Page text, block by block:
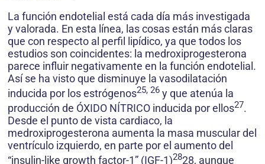
La función endotelial está cada día más investigada
y valorada. En esta línea, las cosas están más claras
que con respecto al perfil lipídico, ya que todos los
estudios son coincidentes: la medroxiprogesterona
parece influir negativamente en la función endotelial.
Así se ha visto que disminuye la vasodilatación
inducida por los estrógenos25, 26 y que atenúa la
producción de ÓXIDO NÍTRICO inducida por ellos27.
Desde el punto de vista cardiaco, la
medroxiprogesterona aumenta la masa muscular del
ventrículo izquierdo, en parte por el aumento del
“insulin-like growth factor-1” (IGF-1)2828, aunque